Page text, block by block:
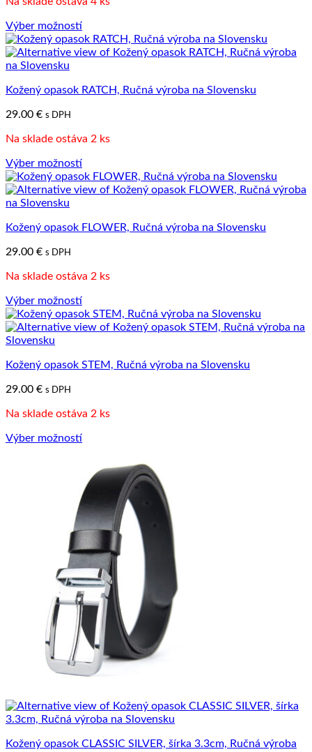
stránke
produktu.
Výber možností
Tento
produkt
má
variantov.
si
vybrať
na
stránke
produktu.
Kožený opasok RATCH, Ručná výroba na Slovensku
29.00 € s DPH
Na sklade ostáva 2 ks
Výber možností
Tento
produkt
má
variantov.
si
vybrať
na
stránke
produktu.
Kožený opasok FLOWER, Ručná výroba na Slovensku
29.00 € s DPH
Na sklade ostáva 2 ks
Výber možností
Tento
produkt
má
variantov.
si
vybrať
na
stránke
Kožený opasok STEM, Ručná výroba na Slovensku
29.00 € s DPH
Na sklade ostáva 2 ks
Výber možností
Kožený opasok CLASSIC SILVER, šírka 3.3cm, Ručná výroba